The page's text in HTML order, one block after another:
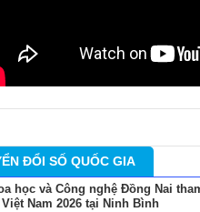
ĐỔI SỐ QUỐC GIA
học và Công nghệ Đồng Nai
Nam 2026 tại Ninh Bình